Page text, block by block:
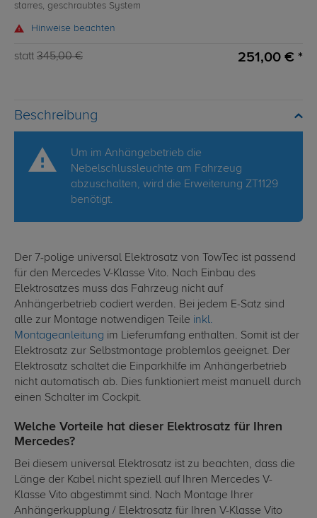
starres, geschraubtes System
Hinweise beachten
statt 345,00 € 251,00 € *
Beschreibung
Um im Anhängebetrieb die
Nebelschlussleuchte am Fahrzeug
abzuschalten, wird die Erweiterung ZT1129
benötigt.
Der 7-polige universal Elektrosatz von TowTec ist passend
für den Mercedes V-Klasse Vito. Nach Einbau des
Elektrosatzes muss das Fahrzeug nicht auf
Anhängerbetrieb codiert werden. Bei jedem E-Satz sind
alle zur Montage notwendigen Teile inkl.
Montageanleitung im Lieferumfang enthalten. Somit ist der
Elektrosatz zur Selbstmontage problemlos geeignet. Der
Elektrosatz schaltet die Einparkhilfe im Anhängerbetrieb
nicht automatisch ab. Dies funktioniert meist manuell durch
einen Schalter im Cockpit.
Welche Vorteile hat dieser Elektrosatz für Ihren
Mercedes?
Bei diesem universal Elektrosatz ist zu beachten, dass die
Länge der Kabel nicht speziell auf Ihren Mercedes V-
Klasse Vito abgestimmt sind. Nach Montage Ihrer
Anhängerkupplung / Elektrosatz für Ihren V-Klasse Vito